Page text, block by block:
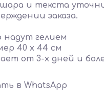
и текста
заказа.
надут гелием
40 х 44 см
от 3-х дней и
в WhatsApp